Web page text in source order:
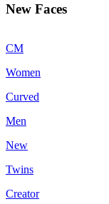
New Faces
CM
Women
Curved
Men
New
Twins
Creator